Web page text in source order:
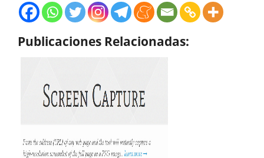
Publicaciones Relacionadas: